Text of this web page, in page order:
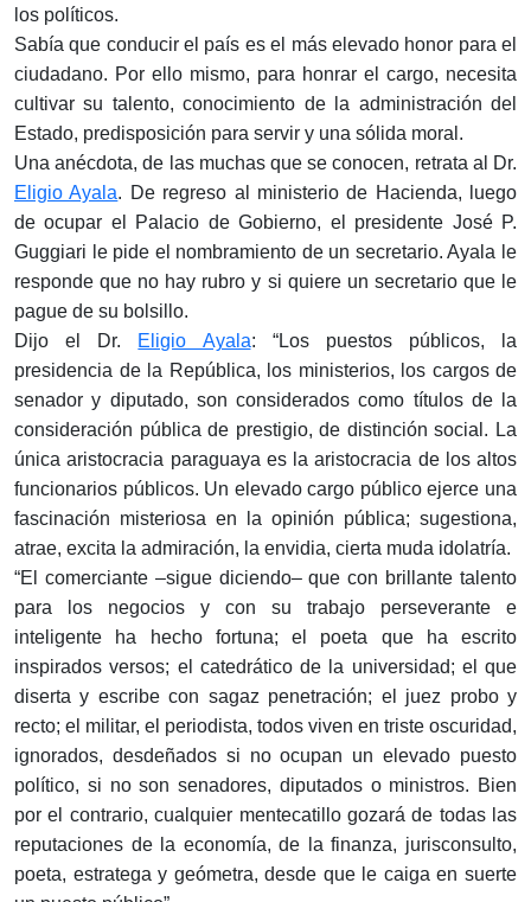
los políticos.
Sabía que conducir el país es el más elevado honor para el
ciudadano. Por ello mismo, para honrar el cargo, necesita
cultivar su talento, conocimiento de la administración del
Estado, predisposición para servir y una sólida moral.
Una anécdota, de las muchas que se conocen, retrata al Dr.
Eligio Ayala. De regreso al ministerio de Hacienda, luego
de ocupar el Palacio de Gobierno, el presidente José P.
Guggiari le pide el nombramiento de un secretario. Ayala le
responde que no hay rubro y si quiere un secretario que le
pague de su bolsillo.
Dijo el Dr. Eligio Ayala: “Los puestos públicos, la
presidencia de la República, los ministerios, los cargos de
senador y diputado, son considerados como títulos de la
consideración pública de prestigio, de distinción social. La
única aristocracia paraguaya es la aristocracia de los altos
funcionarios públicos. Un elevado cargo público ejerce una
fascinación misteriosa en la opinión pública; sugestiona,
atrae, excita la admiración, la envidia, cierta muda idolatría.
“El comerciante –sigue diciendo– que con brillante talento
para los negocios y con su trabajo perseverante e
inteligente ha hecho fortuna; el poeta que ha escrito
inspirados versos; el catedrático de la universidad; el que
diserta y escribe con sagaz penetración; el juez probo y
recto; el militar, el periodista, todos viven en triste oscuridad,
ignorados, desdeñados si no ocupan un elevado puesto
político, si no son senadores, diputados o ministros. Bien
por el contrario, cualquier mentecatillo gozará de todas las
reputaciones de la economía, de la finanza, jurisconsulto,
poeta, estratega y geómetra, desde que le caiga en suerte